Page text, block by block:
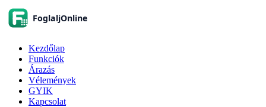
Kezdőlap
Funkciók
Árazás
Vélemények
GYIK
Kapcsolat